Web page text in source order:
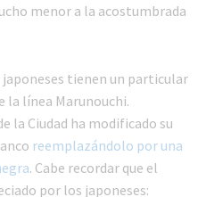
menor a la acostumbrada
tienen un particular
la línea Marunouchi.
la Ciudad ha modificado su
reemplazándolo por una
. Cabe recordar que el
por los japoneses: